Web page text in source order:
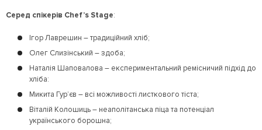
Серед спікерів Chef’s Stage:
Ігор Лаврешин – традиційний хліб;
Олег Слизінський – здоба;
Наталія Шаповалова – експериментальний ремісничий підхід до
хліба:
Микита Гур’єв – всі можливості листкового тіста;
Віталій Колошиць – неаполітанська піца та потенціал
українського борошна;